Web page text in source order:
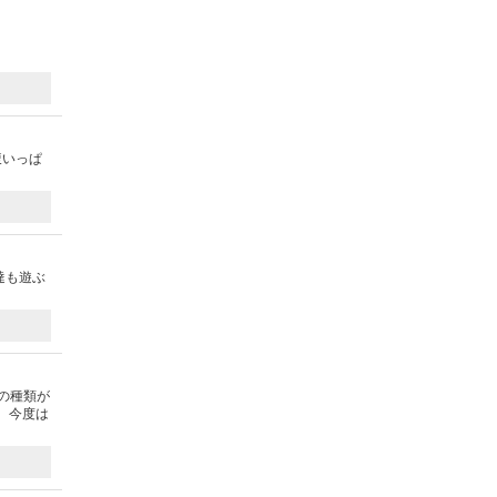
っぱ
も遊ぶ
種類が
今度は